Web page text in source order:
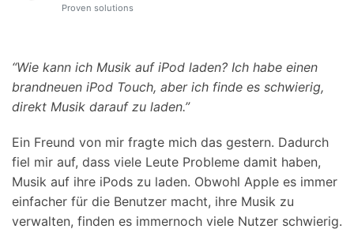
Support
Suchen
Proven solutions
“Wie kann ich Musik auf iPod laden? Ich habe einen
brandneuen iPod Touch, aber ich finde es schwierig,
direkt Musik darauf zu laden.”
Ein Freund von mir fragte mich das gestern. Dadurch
fiel mir auf, dass viele Leute Probleme damit haben,
Musik auf ihre iPods zu laden. Obwohl Apple es immer
einfacher für die Benutzer macht, ihre Musik zu
verwalten, finden es immernoch viele Nutzer schwierig.